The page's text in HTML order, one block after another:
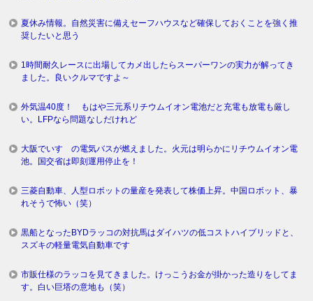
夏休み情報。自然災害に備えセーフハウスなど確保しておくことを強く推
奨したいと思う
1時間耐久レースに出場してカメ出したらスーパーワンの実力が解ってき
ました。良いクルマですよ～
外気温40度！ もはや三元系リチウムイオン電池だと充電も放電も厳し
い。LFPなら問題なしだけれど
大阪でいすゞの電気バスが燃えました。火元は明らかにリチウムイオン電
池。国交省は即刻運用停止を！
三菱自動車、人型ロボットの量産を発表して株価上昇。中国ロボット、暴
れそうで怖い（笑）
黒船となったBYDラッコの対抗馬はダイハツの低コストハイブリッドと、
スズキの軽量電気自動車です
市販仕様のラッコを見てきました。けっこうお金が掛かった造りをしてま
す。白い巨塔の意地も（笑）